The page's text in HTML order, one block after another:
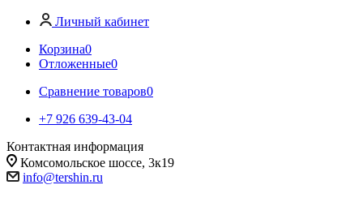
Личный кабинет
Корзина0
Отложенные0
Сравнение товаров0
+7 926 639-43-04
Контактная информация
Комсомольское шоссе, 3к19
info@tershin.ru